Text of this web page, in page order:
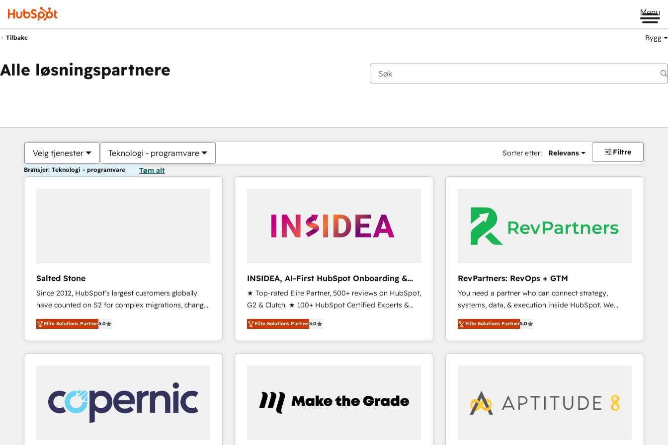
Menu
Tilbake Bygg
Alle løsningspartnere
Velg tjenester Teknologi - programvare Sorter etter: Relevans Filtre
Bransjer: Teknologi - programvare Tøm alt
Salted Stone
Since 2012, HubSpot’s largest customers globally
have counted on S2 for complex migrations, change
management, systems integration, and creative
solutions that deliver measurable impact and
transform brand experiences As one of the few full-
service creative agencies in the HubSpot
regionalized HubSpot websites, integrated
marketing campaigns, & RevOps frameworks that
fuel long-term success We connect the entire
customer lifecycle through seamless integrations,
Elite Solutions Partner5.0
INSIDEA, AI-First HubSpot Onboarding &
RevOps
★ Top-rated Elite Partner, 500+ reviews on HubSpot,
G2 & Clutch. ★ 100+ HubSpot Certified Experts &
Trainers across the team ★ 1,500+ implementations
across five continents ★ AI-First, RevOps-led,
Onboarding obsessed ★ Company of the Year
2024/25 INSIDEA helps growing companies turn
your time zone. What we do ➤ Onboarding: Live in
weeks, with workflows built around your business,
Elite Solutions Partner5.0
RevPartners: RevOps + GTM
You need a partner who can connect strategy,
systems, data, & execution inside HubSpot. We
bridge the gap where most agencies fall short by
combining GTM strategy with technical execution to
solve the right problem with the right solution. As the
only firm in the world to hold Elite Partner
market execution. Why B2B Businesses Choose RP: -
Secure: Soc2 compliant 🛡️ - Pricing: Implementations
Elite Solutions Partner5.0
Du er for øyeblikket påSide
Side Side Side Side Side Side Side Side Side Side